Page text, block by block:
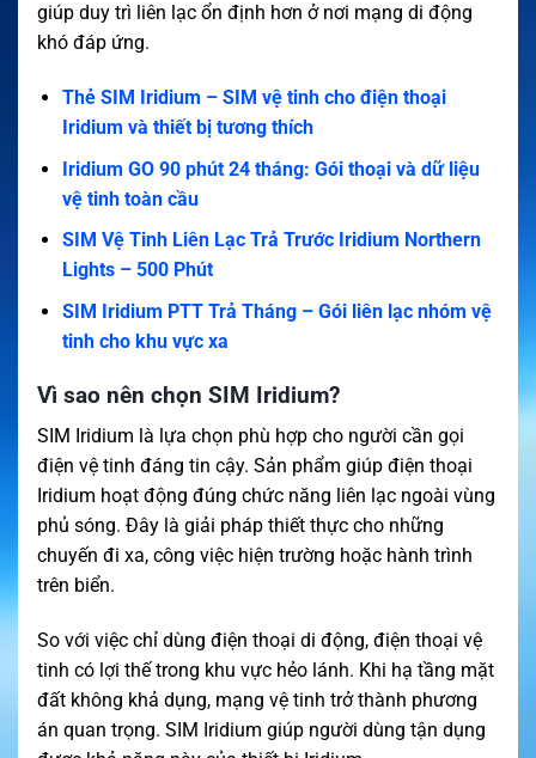
giúp duy trì liên lạc ổn định hơn ở nơi mạng di động
khó đáp ứng.
Thẻ SIM Iridium – SIM vệ tinh cho điện thoại
Iridium và thiết bị tương thích
Iridium GO 90 phút 24 tháng: Gói thoại và dữ liệu
vệ tinh toàn cầu
SIM Vệ Tinh Liên Lạc Trả Trước Iridium Northern
Lights – 500 Phút
SIM Iridium PTT Trả Tháng – Gói liên lạc nhóm vệ
tinh cho khu vực xa
Vì sao nên chọn SIM Iridium?
SIM Iridium là lựa chọn phù hợp cho người cần gọi
điện vệ tinh đáng tin cậy. Sản phẩm giúp điện thoại
Iridium hoạt động đúng chức năng liên lạc ngoài vùng
phủ sóng. Đây là giải pháp thiết thực cho những
chuyến đi xa, công việc hiện trường hoặc hành trình
trên biển.
So với việc chỉ dùng điện thoại di động, điện thoại vệ
tinh có lợi thế trong khu vực hẻo lánh. Khi hạ tầng mặt
đất không khả dụng, mạng vệ tinh trở thành phương
án quan trọng. SIM Iridium giúp người dùng tận dụng